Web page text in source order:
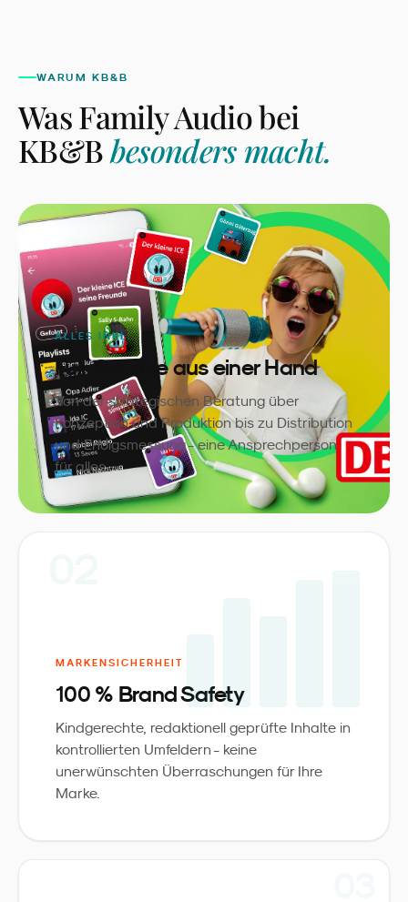
WARUM KB&B
WasFamily Audiobei
KB&Bbesonders macht.
ALLES INKL.
Full-Service aus einer Hand
Von der strategischen Beratung über
Konzeption und Produktion bis zu Distribution
und Erfolgsmessung - eine Ansprechperson
für alles.
MARKENSICHERHEIT
100 % Brand Safety
Kindgerechte, redaktionell geprüfte Inhalte in
kontrollierten Umfeldern - keine
unerwünschten Überraschungen für Ihre
Marke.